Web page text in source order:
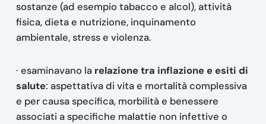
sostanze (ad esempio tabacco e alcol), attività
fisica, dieta e nutrizione, inquinamento
ambientale, stress e violenza.
· esaminavano la relazione tra inflazione e esiti di
salute: aspettativa di vita e mortalità complessiva
e per causa specifica, morbilità e benessere
associati a specifiche malattie non infettive o